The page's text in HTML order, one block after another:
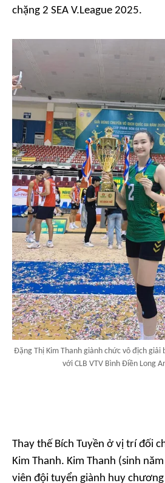
chặng 2 SEA V.League 2025.
Đặng Thị Kim Thanh giành chức vô địch giải
với CLB VTV Bình Điền Long
Thay thế Bích Tuyền ở vị trí đối
Kim Thanh. Kim Thanh (sinh
viên đội tuyển giành huy chương